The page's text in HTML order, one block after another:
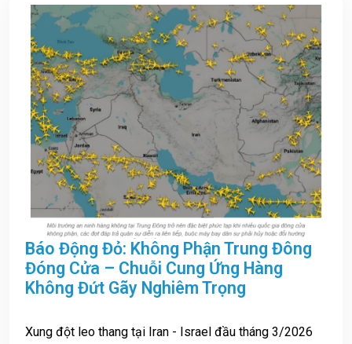
Báo Động Đỏ: Không Phận Trung Đông
Đóng Cửa – Chuỗi Cung Ứng Hàng
Không Đứt Gãy Nghiêm Trọng
Xung đột leo thang tại Iran - Israel đầu tháng 3/2026